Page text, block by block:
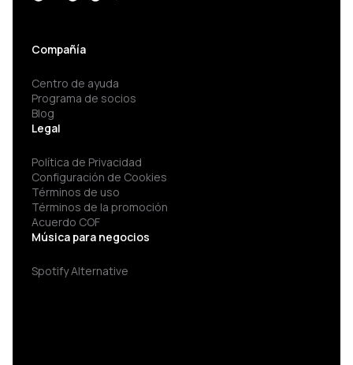
Compañía
Centro de ayuda
Programa de socios
Blog
Legal
Política de Privacidad
Configuración de Cookies
Términos de uso
Términos de la promoción
Acuerdo COF
Música para negocios
Spotify Alternative